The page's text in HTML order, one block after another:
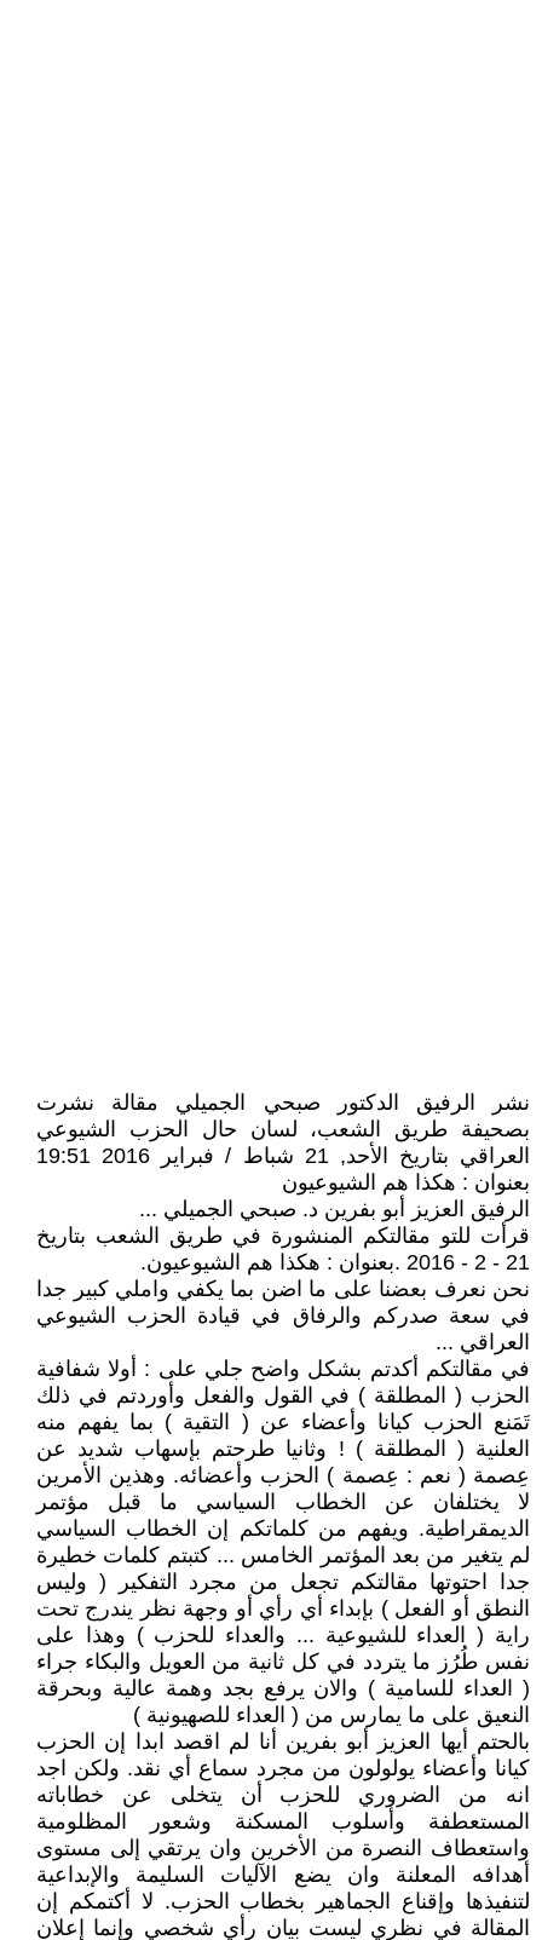
نشر الرفيق الدكتور صبحي الجميلي مقالة نشرت
بصحيفة طريق الشعب، لسان حال الحزب الشيوعي
العراقي بتاريخ الأحد, 21 شباط / فبراير 2016 19:51
بعنوان : هكذا هم الشيوعيون
الرفيق العزيز أبو بفرين د. صبحي الجميلي ...
قرأت للتو مقالتكم المنشورة في طريق الشعب بتاريخ
21 - 2 - 2016 .بعنوان : هكذا هم الشيوعيون.
نحن نعرف بعضنا على ما اضن بما يكفي واملي كبير جدا
في سعة صدركم والرفاق في قيادة الحزب الشيوعي
العراقي ...
في مقالتكم أكدتم بشكل واضح جلي على : أولا شفافية
الحزب ( المطلقة ) في القول والفعل وأوردتم في ذلك
تَمَنع الحزب كيانا وأعضاء عن ( التقية ) بما يفهم منه
العلنية ( المطلقة ) ! وثانيا طرحتم بإسهاب شديد عن
عِصمة ( نعم : عِصمة ) الحزب وأعضائه. وهذين الأمرين
لا يختلفان عن الخطاب السياسي ما قبل مؤتمر
الديمقراطية. ويفهم من كلماتكم إن الخطاب السياسي
لم يتغير من بعد المؤتمر الخامس ... كتبتم كلمات خطيرة
جدا احتوتها مقالتكم تجعل من مجرد التفكير ( وليس
النطق أو الفعل ) بإبداء أي رأي أو وجهة نظر يندرج تحت
راية ( العداء للشيوعية ... والعداء للحزب ) وهذا على
نفس طُرُز ما يتردد في كل ثانية من العويل والبكاء جراء
( العداء للسامية ) والان يرفع بجد وهمة عالية وبحرقة
النعيق على ما يمارس من ( العداء للصهيونية )
بالحتم أيها العزيز أبو بفرين أنا لم اقصد ابدا إن الحزب
كيانا وأعضاء يولولون من مجرد سماع أي نقد. ولكن اجد
انه من الضروري للحزب أن يتخلى عن خطاباته
المستعطفة وأسلوب المسكنة وشعور المظلومية
واستعطاف النصرة من الأخرين وان يرتقي إلى مستوى
أهدافه المعلنة وان يضع الآليات السليمة والإبداعية
لتنفيذها وإقناع الجماهير بخطاب الحزب. لا أكتمكم إن
المقالة في نظري ليست بيان رأي شخصي وإنما إعلان